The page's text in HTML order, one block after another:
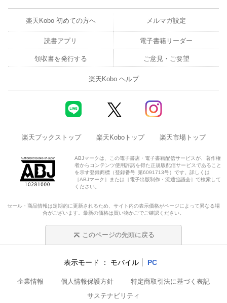
楽天Kobo 初めての方へ メルマガ設定
読書アプリ 電子書籍リーダー
領収書を発行する ご意見・ご要望
楽天Kobo ヘルプ
楽天ブックストップ 楽天Koboトップ 楽天市場トップ
ABJマークは、この電子書店・電子書籍配信サービスが、著作権
者からコンテンツ使用許諾を得た正規版配信サービスであること
を示す登録商標（登録番号 第6091713号）です。詳しくは
［ABJマーク］または［電子出版制作・流通協議会］で検索して
ください。
セール・商品情報は定期的に更新されるため、サイト内の表示価格がページによって異なる場
合がございます。最新の価格は買い物かごでご確認ください。
このページの先頭に戻る
表示モード モバイル PC
企業情報 個人情報保護方針
特定商取引法に基づく表記
サステナビリティ